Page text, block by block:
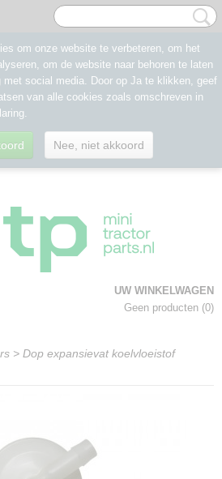
UW WINKELWAGEN
Geen producten (0)
> Dop expansievat koelvloeistof
om onze website te verbeteren, om het
om de website naar behoren te laten
met social media. Door op Ja te klikken, geef
van alle cookies zoals omschreven in
Nee, niet akkoord